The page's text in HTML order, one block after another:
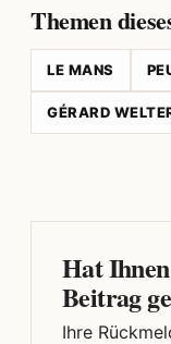
Themen
LE MANS
GÉRARD
Hat
Beitrag
Ihre